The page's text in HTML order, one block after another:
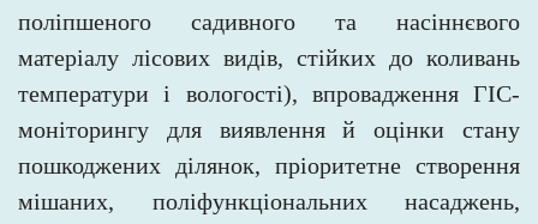
поліпшеного садивного та
насіннєвого
матеріалу лісових видів, стійких до коливань
температури і вологості), впровадження ГІС-
моніторингу для
виявлення й
оцінки стану
пошкоджених ділянок, пріоритетне створення
мішаних, поліфункціональних насаджень,